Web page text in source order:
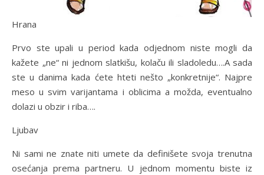
Hrana
Prvo ste upali u period kada odjednom niste mogli da
kažete „ne“ ni jednom slatkišu, kolaču ili sladoledu….A sada
ste u danima kada ćete hteti nešto „konkretnije“. Najpre
meso u svim varijantama i oblicima a možda, eventualno
dolazi u obzir i riba….
Ljubav
Ni sami ne znate niti umete da definišete svoja trenutna
osećanja prema partneru. U jednom momentu biste iz